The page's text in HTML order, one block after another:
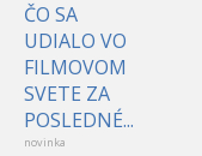
ČO SA
UDIALO VO
FILMOVOM
SVETE ZA
POSLEDNÉ...
novinka